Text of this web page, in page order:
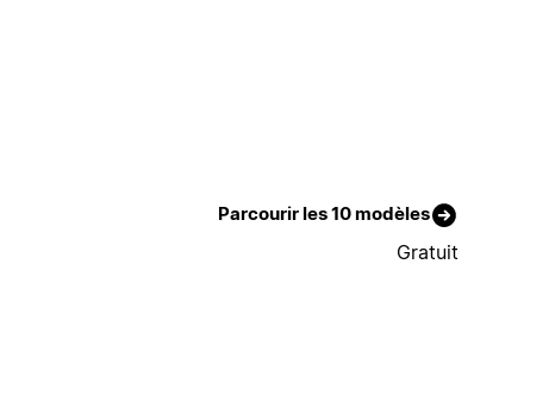
Parcourir les 10 modèles
Gratuit